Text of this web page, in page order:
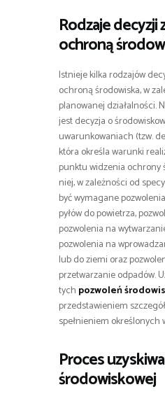
Rodzaje decyzji
ochroną
Istnieje kilka rodzajów
ochroną środowiska, w
planowanej działalności.
jest decyzja o
uwarunkowaniach (tzw.
która określa warunki
punktu widzenia ochrony
niej, w zależności od
być wymagane
pyłów do powietrza,
pozwolenia na
pozwolenia na
lub do ziemi oraz
przetwarzanie odpadów.
tych pozwoleń
przedstawieniem
spełnieniem określonych
Proces
środowiskowej